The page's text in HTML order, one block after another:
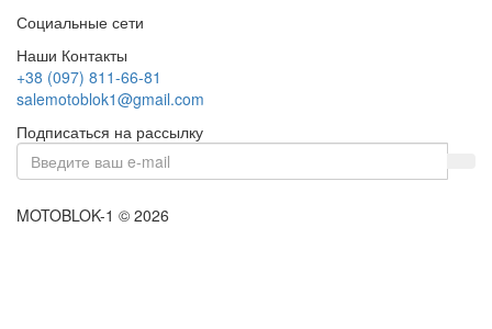
Социальные сети
Наши Контакты
+38 (097) 811-66-81
salemotoblok1@gmail.com
Подписаться на рассылку
MOTOBLOK-1 © 2026